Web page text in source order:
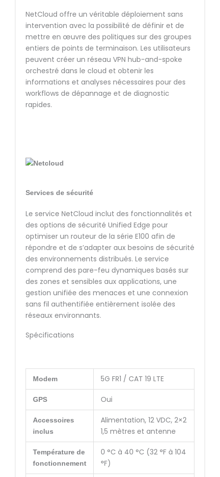
NetCloud offre un véritable déploiement sans
intervention avec la possibilité de définir et de
mettre en œuvre des politiques sur des groupes
entiers de points de terminaison. Les utilisateurs
peuvent créer un réseau VPN hub-and-spoke
orchestré dans le cloud et obtenir les
informations et analyses nécessaires pour des
workflows de dépannage et de diagnostic
rapides.
Services de sécurité
Le service NetCloud inclut des fonctionnalités et
des options de sécurité Unified Edge pour
optimiser un routeur de la série E100 afin de
répondre et de s’adapter aux besoins de sécurité
des environnements distribués. Le service
comprend des pare-feu dynamiques basés sur
des zones et sensibles aux applications, une
gestion unifiée des menaces et une connexion
sans fil authentifiée entièrement isolée des
réseaux environnants.
Spécifications
Modem 5G FR1 / CAT 19 LTE
GPS Oui
Accessoires
inclus
Alimentation, 12 VDC, 2×2
1,5 mètres et antenne
Température de
fonctionnement
0 °C à 40 °C (32 °F à 104
°F)